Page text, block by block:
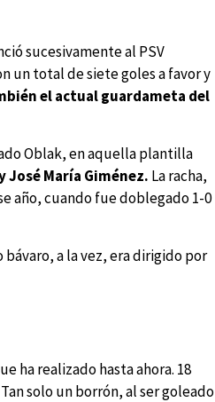
sucesivamente al PSV
un total de siete goles a favor y
el actual guardameta del
Oblak, en aquella plantilla
José María Giménez. La racha,
año, cuando fue doblegado 1-0
a la vez, era dirigido por
ha realizado hasta ahora. 18
solo un borrón, al ser goleado